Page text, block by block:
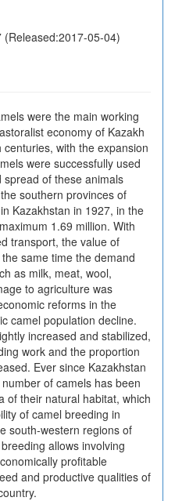
05-04)
were the main working
economy of Kazakh
with the expansion
were successfully used
of these animals
southern provinces of
Kazakhstan in 1927, in the
1.69 million. With
transport, the value of
same time the demand
as milk, meat, wool,
to agriculture was
reforms in the
camel population decline.
increased and stabilized,
work and the proportion
Ever since Kazakhstan
of camels has been
of their natural habitat, which
of camel breeding in
south-western regions of
allows involving
profitable
and productive qualities of